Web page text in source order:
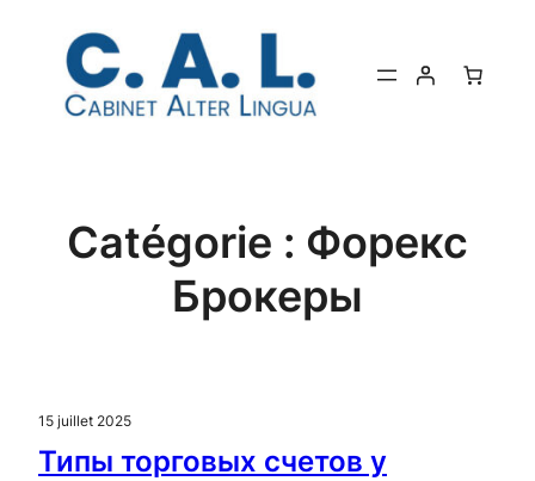
contenu
Catégorie : Форекс
Брокеры
15 juillet 2025
Типы торговых счетов у